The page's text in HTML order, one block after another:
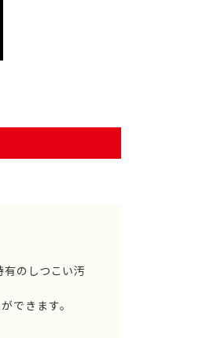
のしつこい汚
できます。